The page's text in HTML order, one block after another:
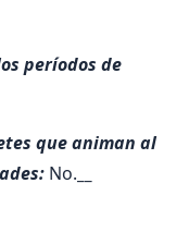
períodos de
que animan al
No.